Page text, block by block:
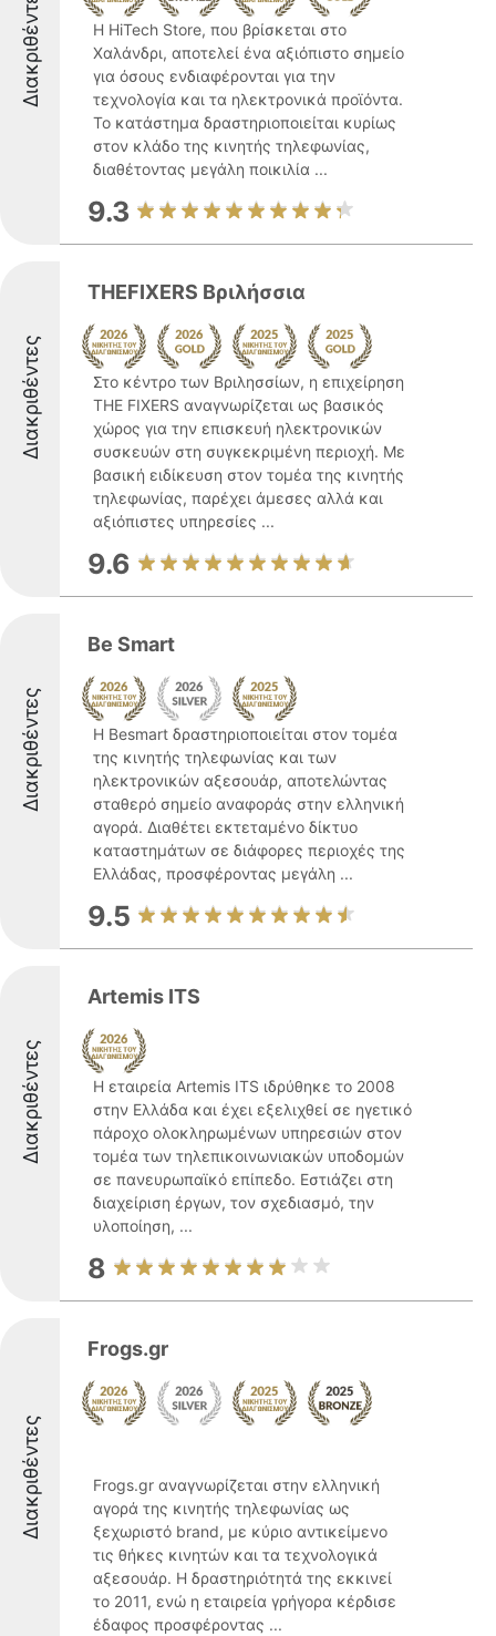
Διακριθέντες
Η HiTech Store, που βρίσκεται στο
Χαλάνδρι, αποτελεί ένα αξιόπιστο σημείο
για όσους ενδιαφέρονται για την
τεχνολογία και τα ηλεκτρονικά προϊόντα.
Το κατάστημα δραστηριοποιείται κυρίως
στον κλάδο της κινητής τηλεφωνίας,
διαθέτοντας μεγάλη ποικιλία ...
9.3
Διακριθέντες
THEFIXERS Βριλήσσια
Στο κέντρο των Βριλησσίων, η επιχείρηση
THE FIXERS αναγνωρίζεται ως βασικός
χώρος για την επισκευή ηλεκτρονικών
συσκευών στη συγκεκριμένη περιοχή. Με
βασική ειδίκευση στον τομέα της κινητής
τηλεφωνίας, παρέχει άμεσες αλλά και
αξιόπιστες υπηρεσίες ...
9.6
Διακριθέντες
Be Smart
Η Besmart δραστηριοποιείται στον τομέα
της κινητής τηλεφωνίας και των
ηλεκτρονικών αξεσουάρ, αποτελώντας
σταθερό σημείο αναφοράς στην ελληνική
αγορά. Διαθέτει εκτεταμένο δίκτυο
καταστημάτων σε διάφορες περιοχές της
Ελλάδας, προσφέροντας μεγάλη ...
9.5
Διακριθέντες
Artemis ITS
Η εταιρεία Artemis ITS ιδρύθηκε το 2008
στην Ελλάδα και έχει εξελιχθεί σε ηγετικό
πάροχο ολοκληρωμένων υπηρεσιών στον
τομέα των τηλεπικοινωνιακών υποδομών
σε πανευρωπαϊκό επίπεδο. Εστιάζει στη
διαχείριση έργων, τον σχεδιασμό, την
υλοποίηση, ...
8
Διακριθέντες
Frogs.gr
Frogs.gr αναγνωρίζεται στην ελληνική
αγορά της κινητής τηλεφωνίας ως
ξεχωριστό brand, με κύριο αντικείμενο
τις θήκες κινητών και τα τεχνολογικά
αξεσουάρ. Η δραστηριότητά της εκκινεί
το 2011, ενώ η εταιρεία γρήγορα κέρδισε
έδαφος προσφέροντας ...